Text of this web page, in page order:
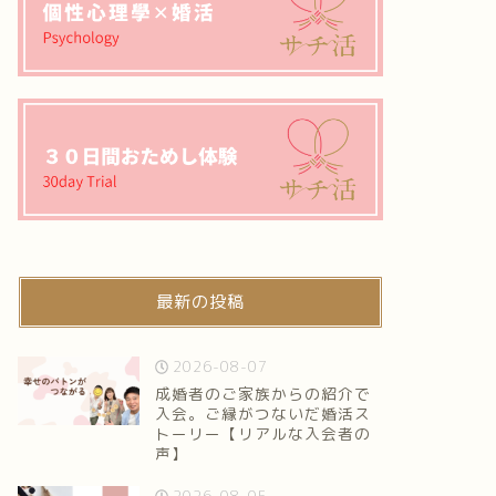
最新の投稿
2026-08-07
成婚者のご家族からの紹介で
入会。ご縁がつないだ婚活ス
トーリー【リアルな入会者の
声】